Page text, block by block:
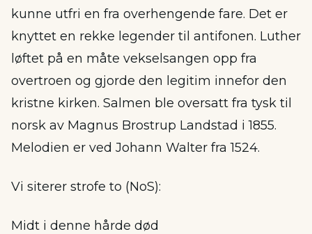
kunne utfri en fra overhengende fare. Det er
knyttet en rekke legender til antifonen. Luther
løftet på en måte vekselsangen opp fra
overtroen og gjorde den legitim innefor den
kristne kirken. Salmen ble oversatt fra tysk til
norsk av Magnus Brostrup Landstad i 1855.
Melodien er ved Johann Walter fra 1524.
Vi siterer strofe to (NoS):
Midt i denne hårde død